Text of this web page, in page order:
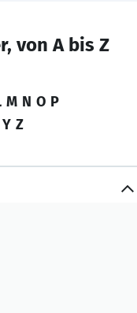
von A bis Z
M N O P
Y Z